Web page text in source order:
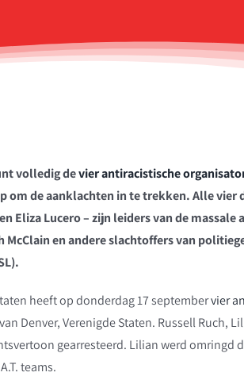
volledig devier antiracistische
om de aanklachten in te trekken. Alle vier
Eliza Lucero – zijn leiders van de
en andere slachtoffers van
heeft op donderdag 17 septembervier
Denver, Verenigde Staten. Russell Ruch,
gearresteerd. Lilian werd omringd
teams.